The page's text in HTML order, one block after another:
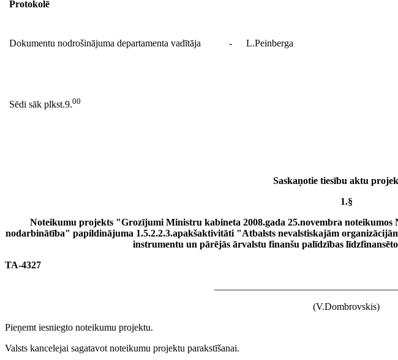
Protokolē
Dokumentu nodrošinājuma departamenta vadītāja - L.Peinberga
Sēdi sāk plkst.9.00
Saskaņotie tiesību aktu
1.§
Noteikumu projekts "Grozījumi Ministru kabineta 2008.gada 25.novembra
nodarbinātība" papildinājuma 1.5.2.2.3.apakšaktivitāti "Atbalsts nevalstiskajām
instrumentu un pārējās ārvalstu finanšu palīdzības
TA-4327
(V.Dombrovskis)
Pieņemt iesniegto noteikumu projektu.
Valsts kancelejai sagatavot noteikumu projektu parakstīšanai.